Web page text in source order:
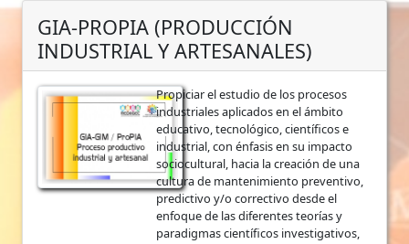
GIA-PROPIA (PRODUCCIÓN
INDUSTRIAL Y ARTESANALES)
Propiciar el estudio de los procesos
industriales aplicados en el ámbito
educativo, tecnológico, científicos e
industrial, con énfasis en su impacto
sociocultural, hacia la creación de una
cultura de mantenimiento preventivo,
predictivo y/o correctivo desde el
enfoque de las diferentes teorías y
paradigmas científicos investigativos,